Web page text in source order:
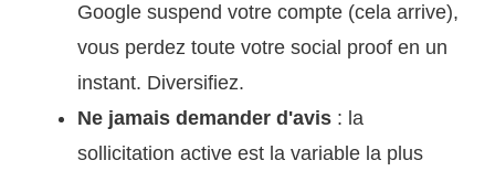
Google suspend votre compte (cela arrive),
vous perdez toute votre social proof en un
instant. Diversifiez.
Ne jamais demander d'avis : la
sollicitation active est la variable la plus